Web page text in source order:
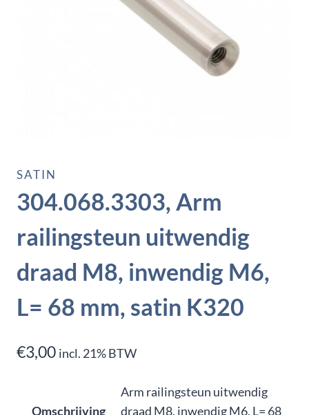
SATIN
304.068.3303, Arm
railingsteun uitwendig
draad M8, inwendig M6,
L= 68 mm, satin K320
€3,00 incl. 21% BTW
Omschrijving
Arm railingsteun uitwendig
draad M8, inwendig M6, L= 68